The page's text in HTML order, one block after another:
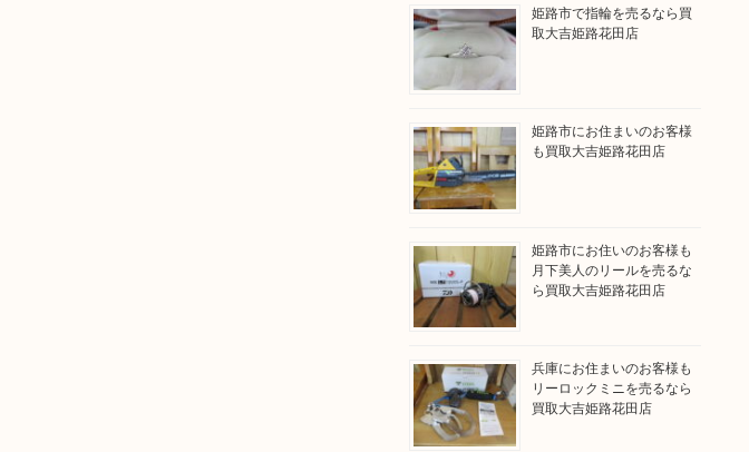
姫路市で指輪を売るなら買
取大吉姫路花田店
姫路市にお住まいのお客様
も買取大吉姫路花田店
姫路市にお住いのお客様も
月下美人のリールを売るな
ら買取大吉姫路花田店
兵庫にお住まいのお客様も
リーロックミニを売るなら
買取大吉姫路花田店